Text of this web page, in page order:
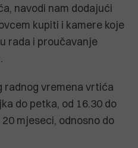
navodi nam dodajući
kupiti i kamere koje
rada i proučavanje
radnog vremena vrtića
do petka, od 16.30 do
mjeseci, odnosno do